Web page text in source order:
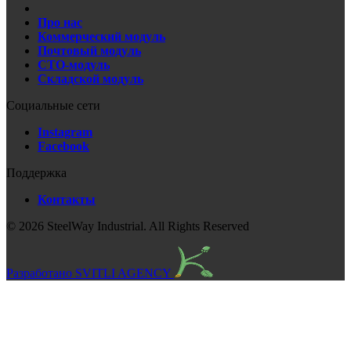
Про нас
Коммерческий модуль
Почтовый модуль
СТО-модуль
Складской модуль
Социальные сети
Instagram
Facebook
Поддержка
Контакты
© 2026 SteelWay Industrial. All Rights Reserved
Разработано SVITLI AGENCY